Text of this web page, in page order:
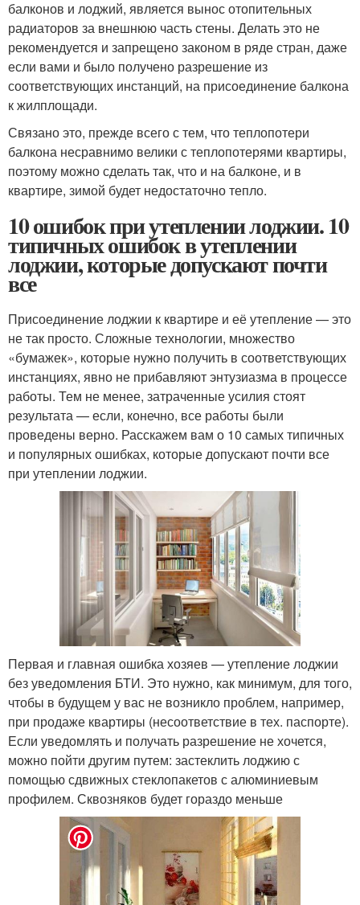
балконов и лоджий, является вынос отопительных
радиаторов за внешнюю часть стены. Делать это не
рекомендуется и запрещено законом в ряде стран, даже
если вами и было получено разрешение из
соответствующих инстанций, на присоединение балкона
к жилплощади.
Связано это, прежде всего с тем, что теплопотери
балкона несравнимо велики с теплопотерями квартиры,
поэтому можно сделать так, что и на балконе, и в
квартире, зимой будет недостаточно тепло.
10 ошибок при утеплении лоджии. 10
типичных ошибок в утеплении
лоджии, которые допускают почти
все
Присоединение лоджии к квартире и её утепление — это
не так просто. Сложные технологии, множество
«бумажек», которые нужно получить в соответствующих
инстанциях, явно не прибавляют энтузиазма в процессе
работы. Тем не менее, затраченные усилия стоят
результата — если, конечно, все работы были
проведены верно. Расскажем вам о 10 самых типичных
и популярных ошибках, которые допускают почти все
при утеплении лоджии.
Первая и главная ошибка хозяев — утепление лоджии
без уведомления БТИ. Это нужно, как минимум, для того,
чтобы в будущем у вас не возникло проблем, например,
при продаже квартиры (несоответствие в тех. паспорте).
Если уведомлять и получать разрешение не хочется,
можно пойти другим путем: застеклить лоджию с
помощью сдвижных стеклопакетов с алюминиевым
профилем. Сквозняков будет гораздо меньше